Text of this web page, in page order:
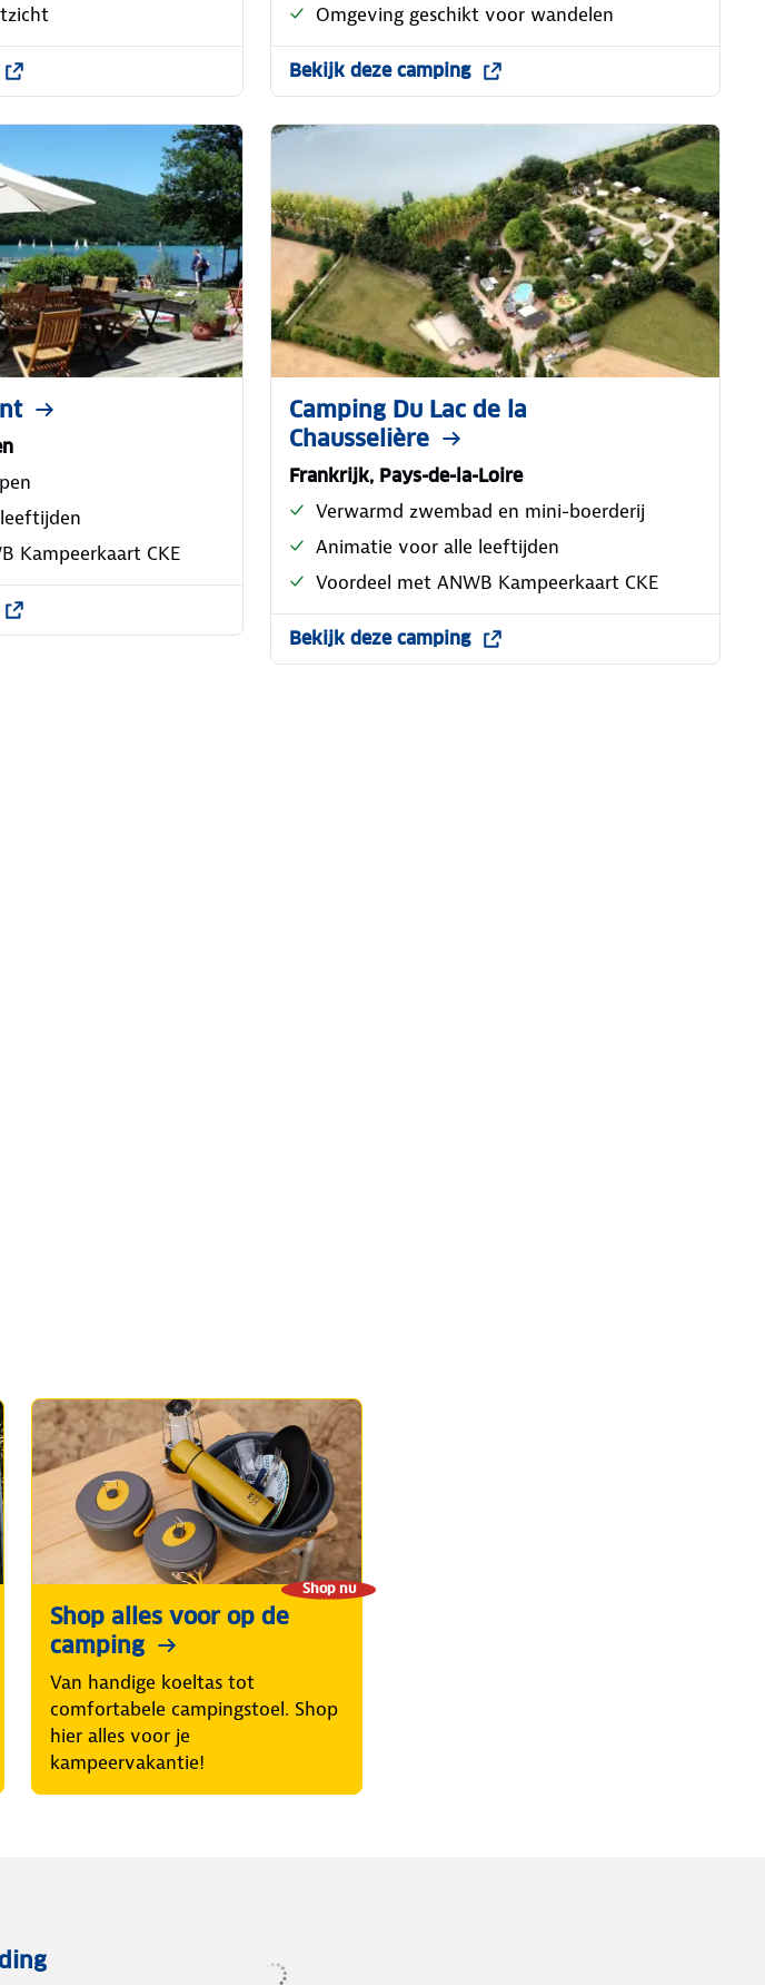
Omgeving geschikt voor wandelen
Bekijk deze camping
Kampeerkaart CKE
Camping Du Lac de la
Chausselière
Frankrijk, Pays-de-la-Loire
Verwarmd zwembad en mini-boerderij
Animatie voor alle leeftijden
Voordeel met ANWB Kampeerkaart CKE
Bekijk deze camping
Shop nu
Shop alles voor op de
camping
Van handige koeltas tot
comfortabele campingstoel. Shop
hier alles voor je
kampeervakantie!